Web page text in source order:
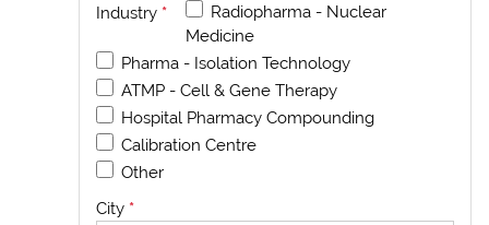
Industry *
Radiopharma - Nuclear
Medicine
Pharma - Isolation Technology
ATMP - Cell & Gene Therapy
Hospital Pharmacy Compounding
Calibration Centre
Other
City *